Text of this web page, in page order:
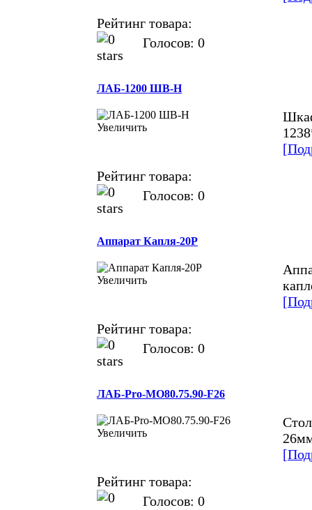
Рейтинг товара:
Голосов: 0
ЛАБ-1200 ШВ-Н
Увеличить
Рейтинг товара:
Голосов: 0
Аппарат Капля-20Р
Увеличить
Рейтинг товара:
Голосов: 0
ЛАБ-Pro-МО80.75.90-F26
Увеличить
Рейтинг товара:
Голосов: 0